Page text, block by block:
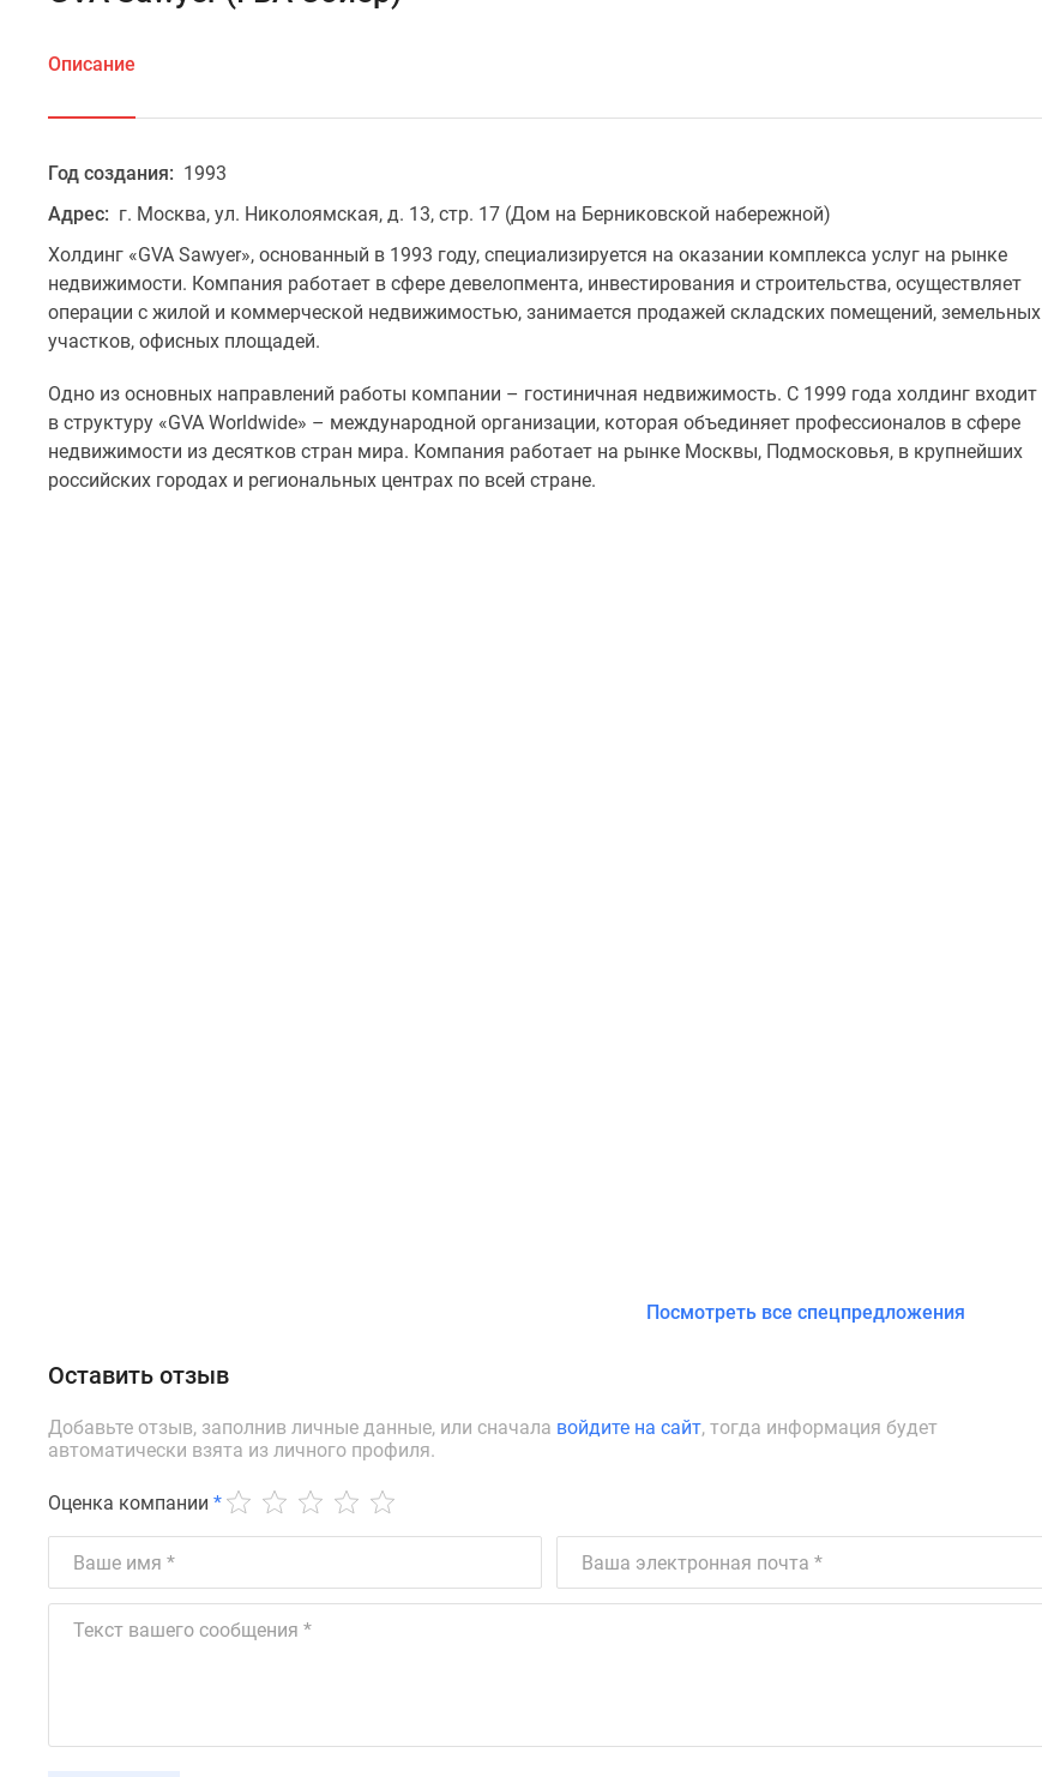
Описание
Год создания: 1993
Адрес: г. Москва, ул. Николоямская, д. 13, стр. 17 (Дом на Берниковской набережной)
Холдинг «GVA Sawyer», основанный в 1993 году, специализируется на оказании комплекса услуг на рынке
недвижимости. Компания работает в сфере девелопмента, инвестирования и строительства, осуществляет
операции с жилой и коммерческой недвижимостью, занимается продажей складских помещений, земельных
участков, офисных площадей.
Одно из основных направлений работы компании – гостиничная недвижимость. С 1999 года холдинг входит
в структуру «GVA Worldwide» – международной организации, которая объединяет профессионалов в сфере
недвижимости из десятков стран мира. Компания работает на рынке Москвы, Подмосковья, в крупнейших
российских городах и региональных центрах по всей стране.
Посмотреть все спецпредложения
Оставить отзыв
Добавьте отзыв, заполнив личные данные, или сначала войдите на сайт, тогда информация будет
автоматически взята из личного профиля.
Оценка компании *